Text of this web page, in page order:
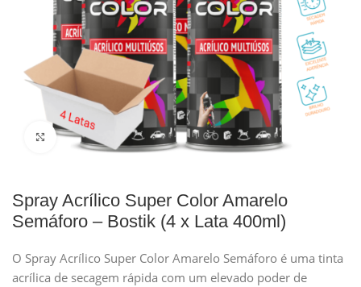
Clique para ampliar
Spray Acrílico Super Color Amarelo
Semáforo – Bostik (4 x Lata 400ml)
O Spray Acrílico Super Color Amarelo Semáforo é uma tinta
acrílica de secagem rápida com um elevado poder de